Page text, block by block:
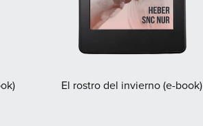
El rostro del invierno (e-book)